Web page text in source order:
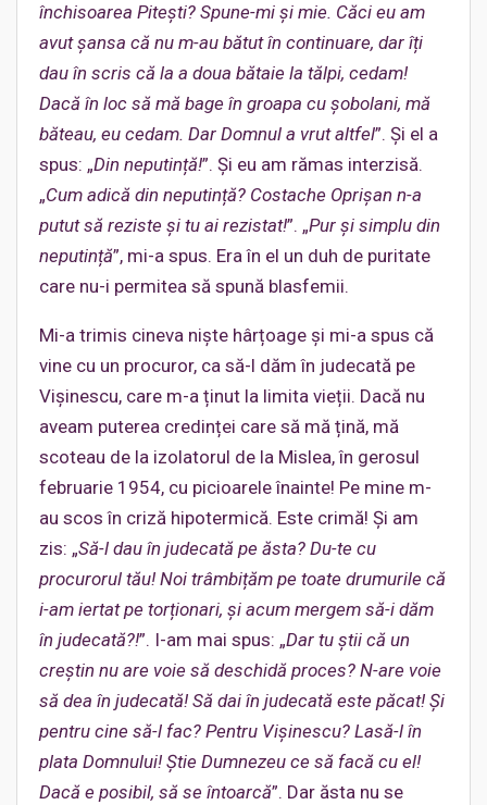
închisoarea Pitești? Spune-mi și mie. Căci eu am
avut șansa că nu m-au bătut în continuare, dar îți
dau în scris că la a doua bătaie la tălpi, cedam!
Dacă în loc să mă bage în groapa cu șobolani, mă
băteau, eu cedam. Dar Domnul a vrut altfel”. Și el a
spus: „Din neputință!”. Și eu am rămas interzisă.
„Cum adică din neputință? Costache Oprișan n-a
putut să reziste și tu ai rezistat!”. „Pur și simplu din
neputință”, mi-a spus. Era în el un duh de puritate
care nu-i permitea să spună blasfemii.
Mi-a trimis cineva niște hârțoage și mi-a spus că
vine cu un procuror, ca să-l dăm în judecată pe
Vișinescu, care m-a ținut la limita vieții. Dacă nu
aveam puterea credinței care să mă țină, mă
scoteau de la izolatorul de la Mislea, în gerosul
februarie 1954, cu picioarele înainte! Pe mine m-
au scos în criză hipotermică. Este crimă! Și am
zis: „Să-l dau în judecată pe ăsta? Du-te cu
procurorul tău! Noi trâmbițăm pe toate drumurile că
i-am iertat pe torționari, și acum mergem să-i dăm
în judecată?!”. I-am mai spus: „Dar tu știi că un
creștin nu are voie să deschidă proces? N-are voie
să dea în judecată! Să dai în judecată este păcat! Și
pentru cine să-l fac? Pentru Vișinescu? Lasă-l în
plata Domnului! Știe Dumnezeu ce să facă cu el!
Dacă e posibil, să se întoarcă”. Dar ăsta nu se